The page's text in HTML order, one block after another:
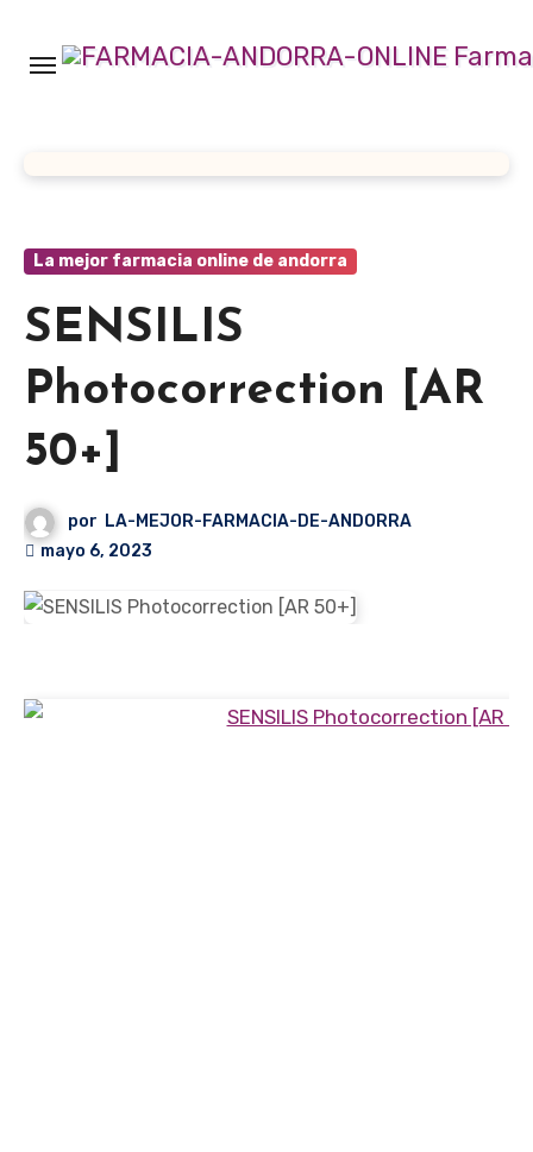
contenido
La mejor farmacia online de andorra
SENSILIS
Photocorrection [AR
50+]
por LA-MEJOR-FARMACIA-DE-ANDORRA
mayo 6, 2023